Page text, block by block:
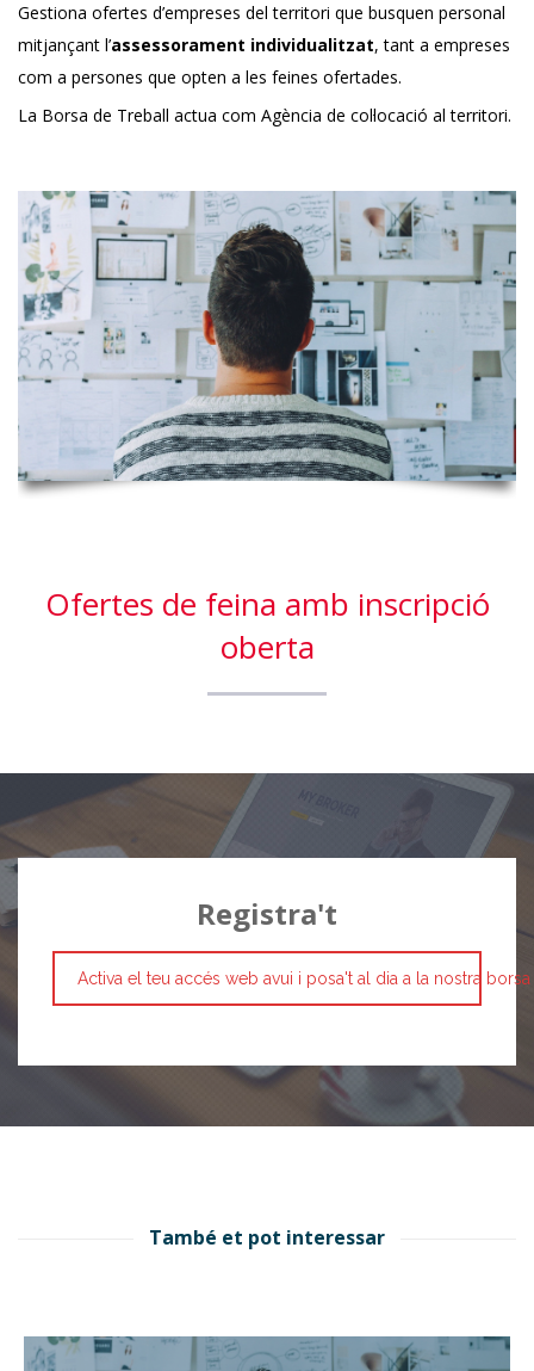
Gestiona ofertes d’empreses del territori que busquen personal
mitjançant l’assessorament individualitzat, tant a empreses
com a persones que opten a les feines ofertades.
La Borsa de Treball actua com Agència de col·locació al territori.
Ofertes de feina amb inscripció
oberta
Registra't
Activa el teu accés web avui i posa't al dia a la nostra borsa
També et pot interessar